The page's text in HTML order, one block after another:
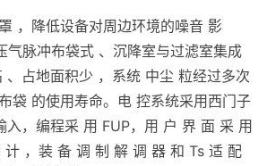
，降低设备对周边环境的噪音 影
气脉冲布袋式 、沉降室与过滤室集成
、占地面积少 ，系统 中尘 粒经过多次
袋 的使用寿命。电 控系统采用西门子
入，编程采 用 FUP，用 户 界 面 采 用
，装 备 调 制 解 调 器 和 Ts 适 配